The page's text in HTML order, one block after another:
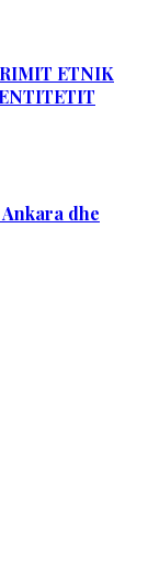
ETNIK
dhe